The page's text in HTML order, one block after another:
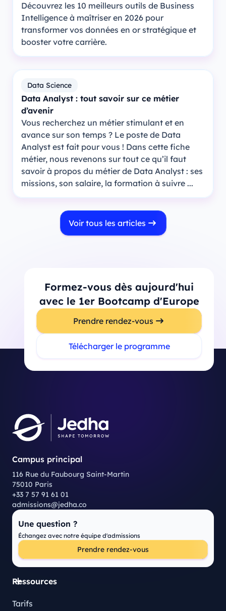
Découvrez les 10 meilleurs outils de Business
Intelligence à maîtriser en 2026 pour
transformer vos données en or stratégique et
booster votre carrière.
Data Science
Data Analyst : tout savoir sur ce métier
d’avenir
Vous recherchez un métier stimulant et en
avance sur son temps ? Le poste de Data
Analyst est fait pour vous ! Dans cette fiche
métier, nous revenons sur tout ce qu’il faut
savoir à propos du métier de Data Analyst : ses
missions, son salaire, la formation à suivre ...
Voir tous les articles
Formez-vous dès aujourd'hui
avec le 1er Bootcamp d'Europe
Prendre rendez-vous
Télécharger le programme
Campus principal
116 Rue du Faubourg Saint-Martin
75010 Paris
+33 7 57 91 61 01
admissions@jedha.co
Une question ?
Échangez avec notre équipe d'admissions
Prendre rendez-vous
Ressources
Tarifs